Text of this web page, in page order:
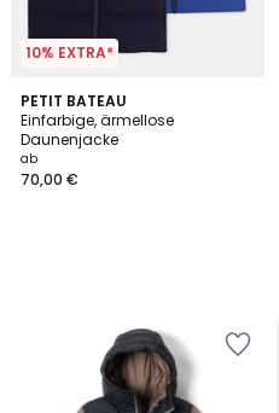
10% EXTRA*
PETIT BATEAU
Einfarbige, ärmellose
Daunenjacke
ab
70,00 €